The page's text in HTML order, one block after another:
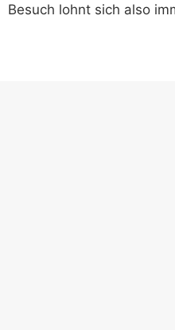
Besuch lohnt sich also